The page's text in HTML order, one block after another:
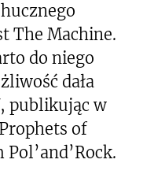
The Machine.
do niego
dała
publikując w
of